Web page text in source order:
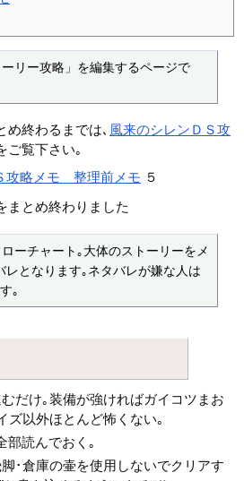
リー攻略」を編集するページで
め終わるまでは､ 風来のシレンＤＳ攻
ご覧下さい｡
攻略メモ 整理前メモ ５
まとめ終わりました
ーチャート｡大体のストーリーをメ
レとなります｡ネタバレが嫌な人は
｡
だけ｡装備が強ければガイコツまお
ズ以外ほとんど怖くない｡
部読んでおく｡
･倉庫の壷を使用しないでクリアす